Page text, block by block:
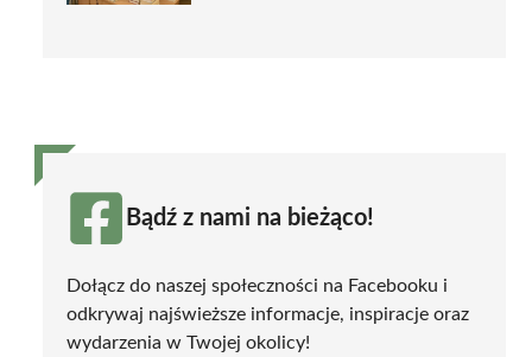
Bądź z nami na bieżąco!
Dołącz do naszej społeczności na Facebooku i
odkrywaj najświeższe informacje, inspiracje oraz
wydarzenia w Twojej okolicy!